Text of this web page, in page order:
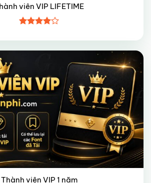
viên VIP LIFETIME
xếp hạng
45 sao
Thành viên VIP 1 năm